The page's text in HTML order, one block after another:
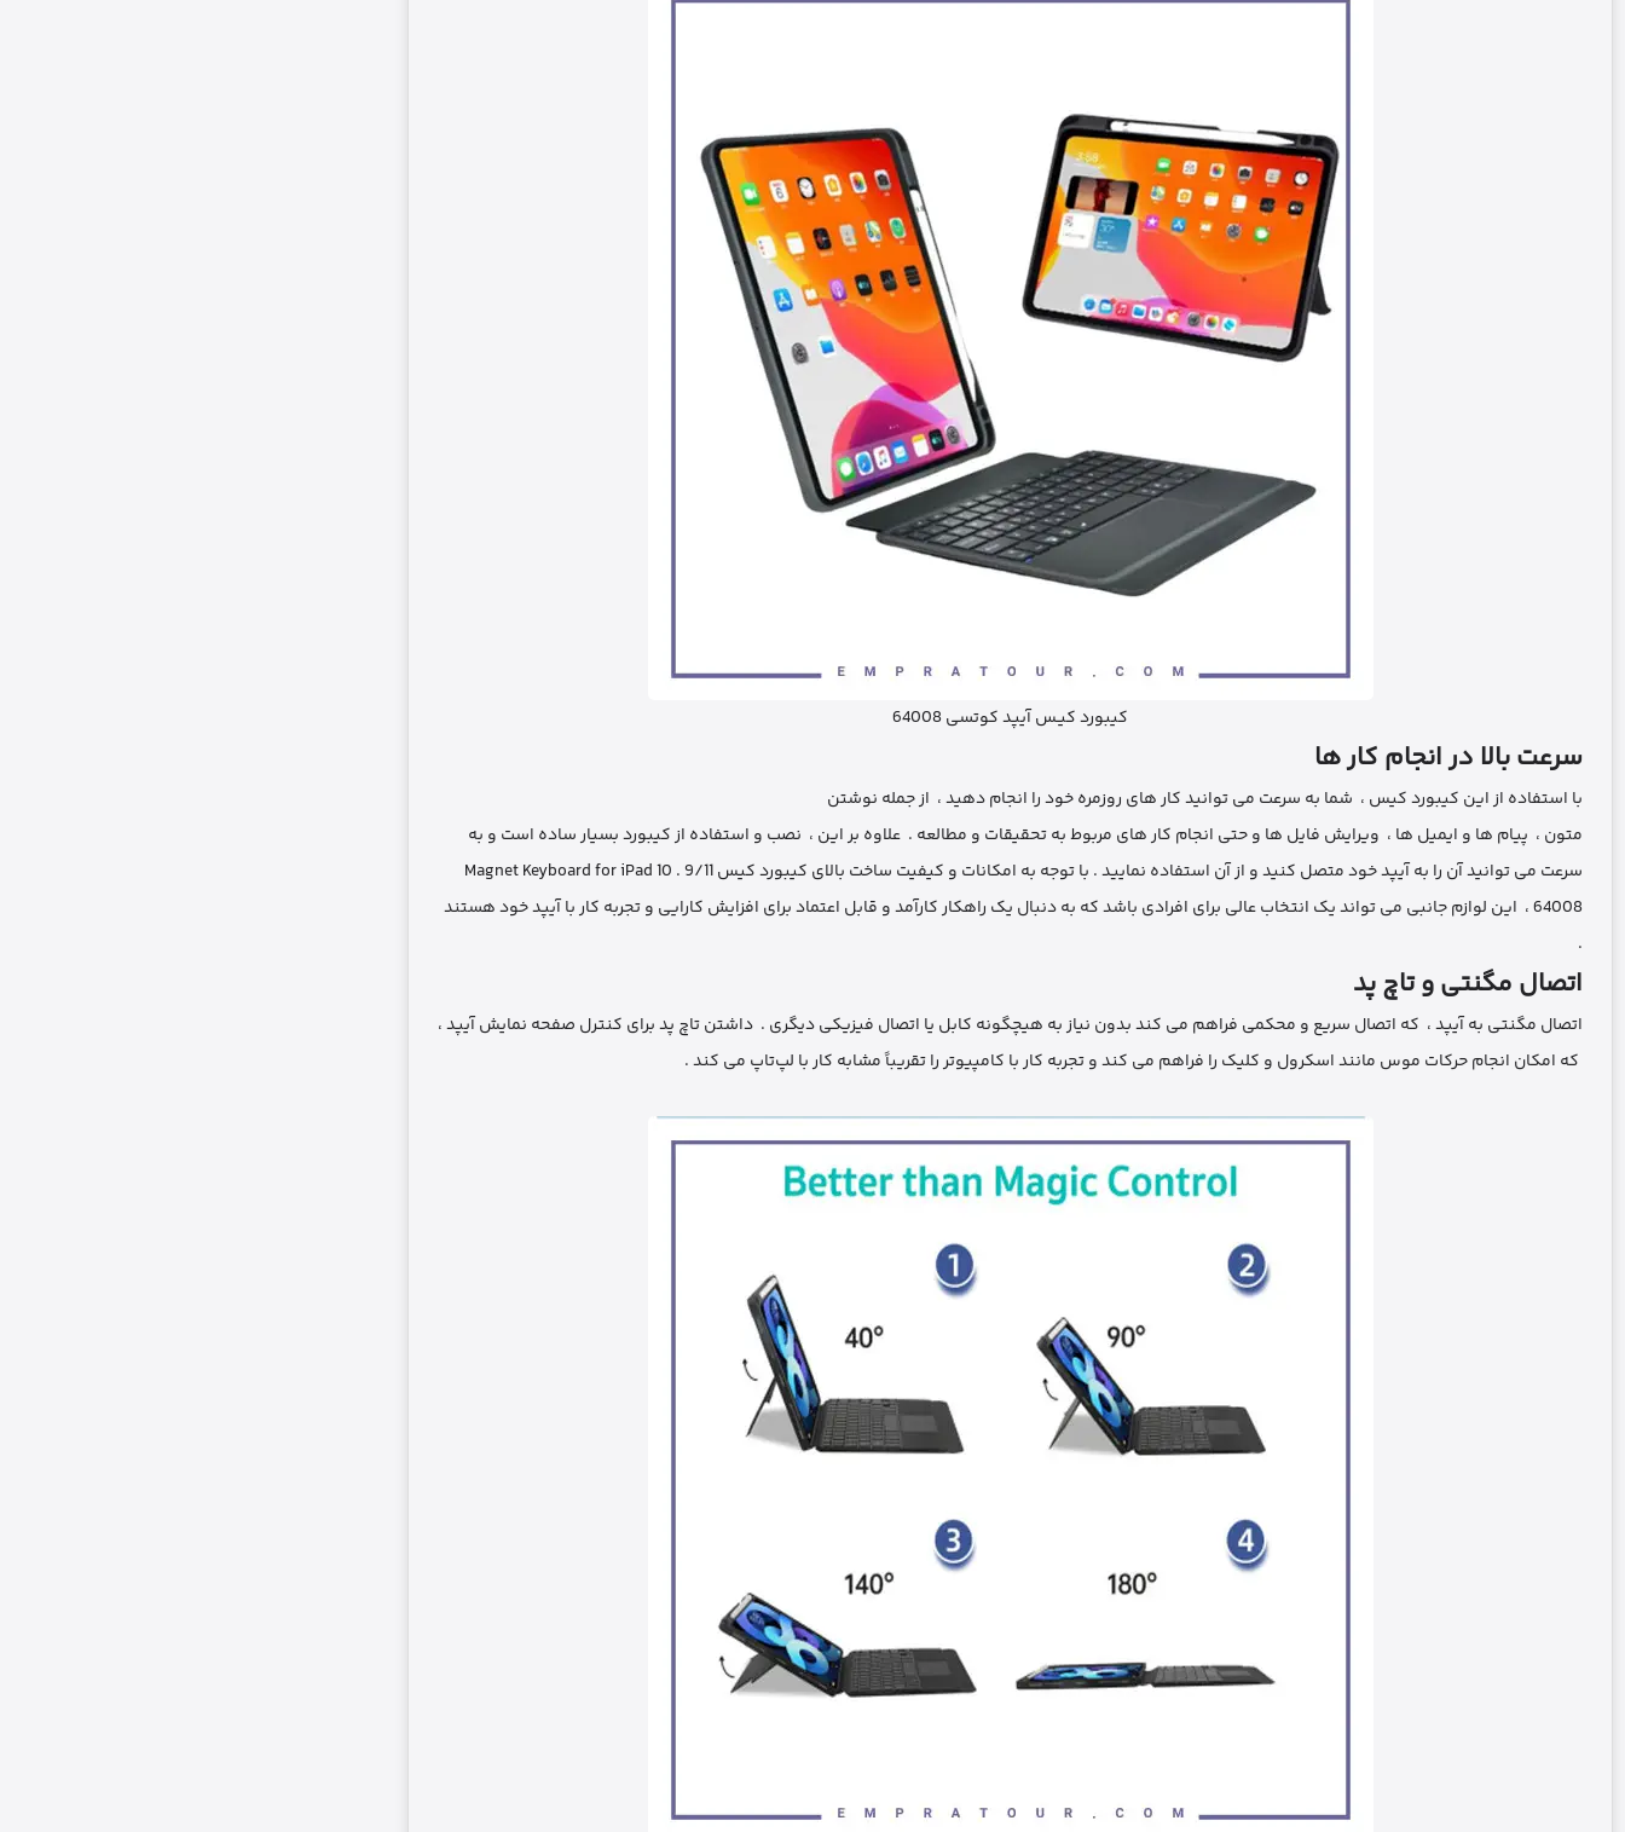
کیبورد کیـس آیپد کوتسی 64008
سرعت بالا در انجام کار ها
با استفاده از این کیبورد کیس ، شما به سرعت می ‌توانید کار های روزمره خود را انجام دهید ، از جمله نوشتن
متون ، پیام‌ ها و ایمیل‌ ها ، ویرایش فایل‌ ها و حتی انجام کار های مربوط به تحقیقات و مطالعه . علاوه بر این ، نصب و استفاده از کیبورد بسیار ساده است و به
سرعت می ‌توانید آن را به آیپد خود متصل کنید و از آن استفاده نمایید . با توجه به امکانات و کیفیت ساخت بالای کیبورد کیس Magnet Keyboard for iPad 10 . 9/11
64008 ، این لوازم جانبی می ‌تواند یک انتخاب عالی برای افرادی باشد که به دنبال یک راهکار کارآمد و قابل اعتماد برای افزایش کارایی و تجربه کار با آیپد خود هستند
.
اتصال مگنتی و تاچ پد
اتصال مگنتی به آیپد ، که اتصال سریع و محکمی فراهم می ‌کند بدون نیاز به هیچگونه کابل یا اتصال فیزیکی دیگری . داشتن تاچ پد برای کنترل صفحه نمایش آیپد ،
که امکان انجام حرکات موس مانند اسکرول و کلیک را فراهم می ‌کند و تجربه کار با کامپیوتر را تقریباً مشابه کار با لپ‌تاپ می ‌کند .